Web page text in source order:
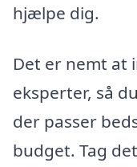
hjælpe dig.
Det er nemt at
eksperter, så
der passer
budget. Tag